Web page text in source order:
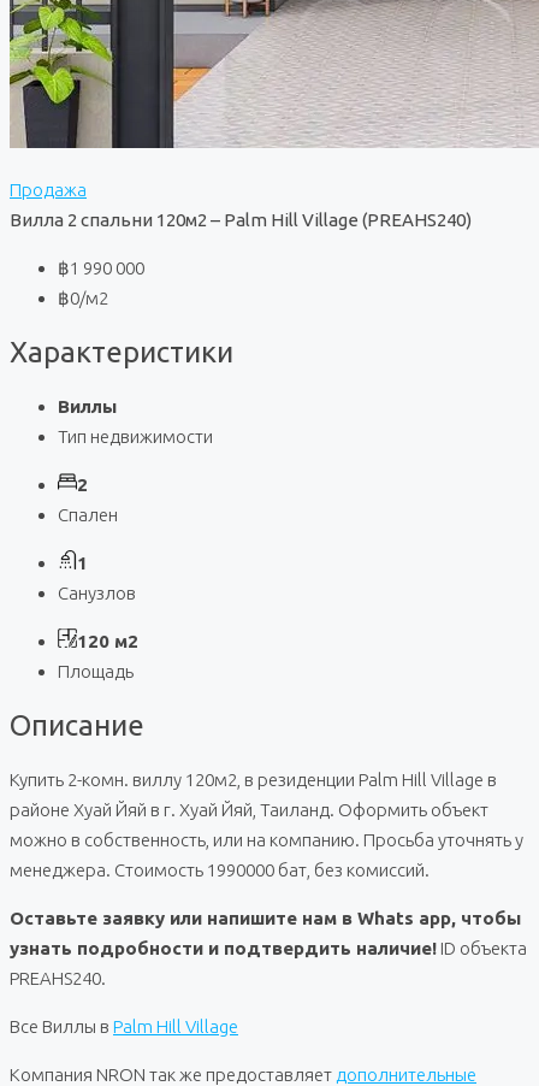
Продажа
Вилла 2 спальни 120м2 – Palm Hill Village (PREAHS240)
฿1 990 000
฿0/м2
Характеристики
Виллы
Тип недвижимости
2
Спален
1
Санузлов
120 м2
Площадь
Описание
Купить 2-комн. виллу 120м2, в резиденции Palm Hill Village в
районе Хуай Йяй в г. Хуай Йяй, Таиланд. Оформить объект
можно в собственность, или на компанию. Просьба уточнять у
менеджера. Стоимость 1990000 бат, без комиссий.
Оставьте заявку или напишите нам в Whats app, чтобы
узнать подробности и подтвердить наличие! ID объекта
PREAHS240.
Все Виллы в Palm Hill Village
Компания NRON так же предоставляет дополнительные